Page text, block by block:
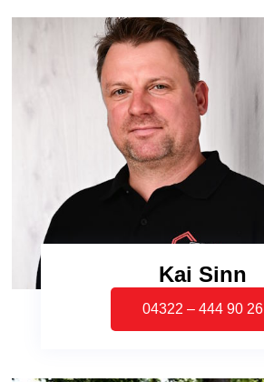
Kai Sinn
04322 – 444 90 26